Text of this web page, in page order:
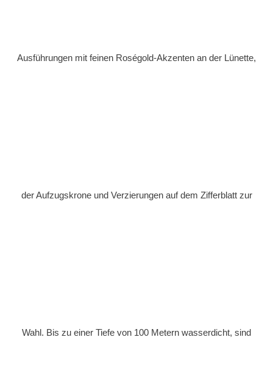
Ausführungen mit feinen Roségold-Akzenten an der Lünette,
der Aufzugskrone und Verzierungen auf dem Zifferblatt zur
Wahl. Bis zu einer Tiefe von 100 Metern wasserdicht, sind